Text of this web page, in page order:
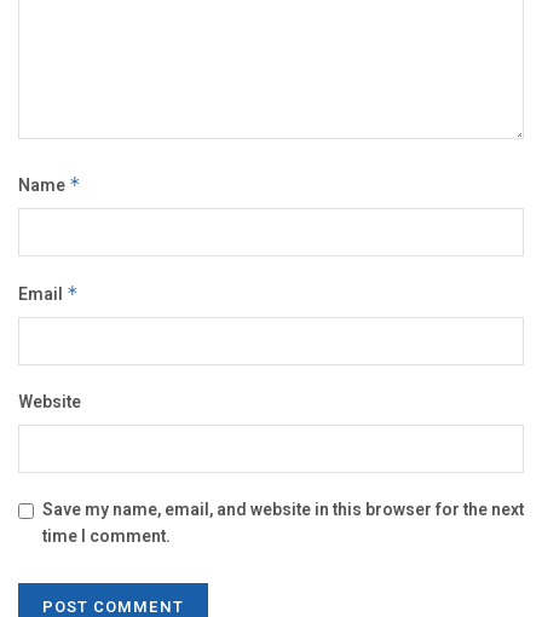
Name *
Email *
Website
Save my name, email, and website in this browser for the next
time I comment.